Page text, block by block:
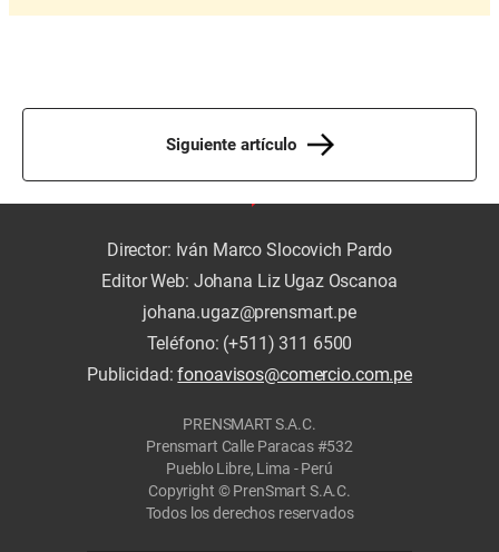
Siguiente artículo
Director: Iván Marco Slocovich Pardo
Editor Web: Johana Liz Ugaz Oscanoa
johana.ugaz@prensmart.pe
Teléfono: (+511) 311 6500
Publicidad:fonoavisos@comercio.com.pe
PRENSMART S.A.C.
Prensmart Calle Paracas #532
Pueblo Libre, Lima - Perú
Copyright © PrenSmart S.A.C.
Todos los derechos reservados